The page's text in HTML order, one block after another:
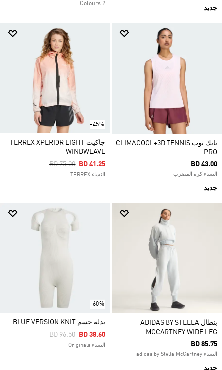
جديد
2 Colours
تانك توب CLIMACOOL+3D TENNIS
PRO
BD 43.00
النساء كرة المضرب
جديد
-45%
جاكيت TERREX XPERIOR LIGHT
WINDWEAVE
Price Reduced From
BD 75.00ToBD 41.25
النساء TERREX
بنطال ADIDAS BY STELLA
MCCARTNEY WIDE LEG
BD 85.75
النساء adidas by Stella McCartney
جديد
-60%
بدلة جسم BLUE VERSION KNIT
Price Reduced From
BD 96.50ToBD 38.60
النساء Originals